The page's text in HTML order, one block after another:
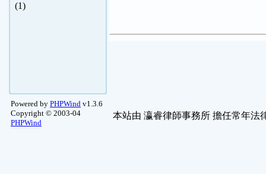
(1)
Powered by PHPWind v1.3.6
Copyright © 2003-04
PHPWind
本站由 瀛睿律師事務所 擔任常年法